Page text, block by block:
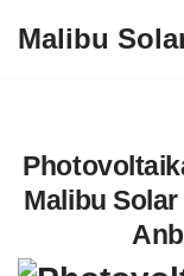
Malibu
Malibu